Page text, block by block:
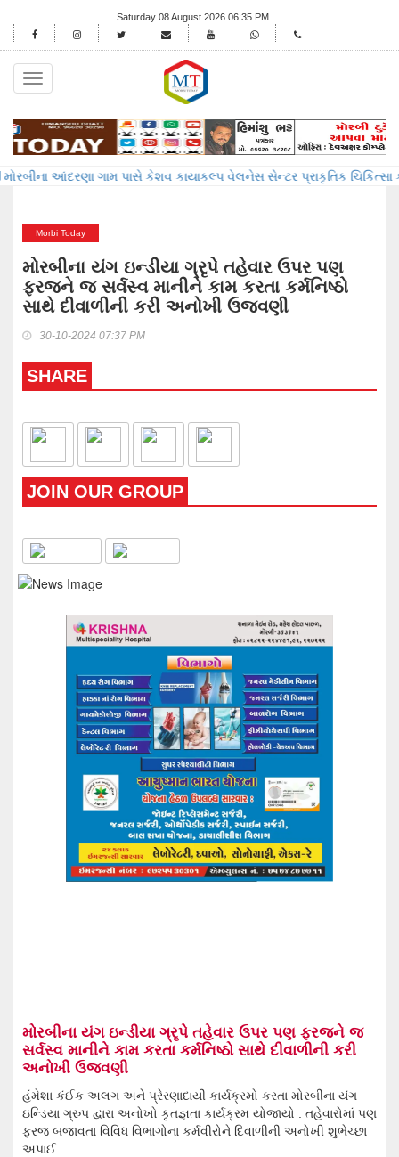
Saturday 08 August 2026 06:35 PM
Toggle
navigation
આંદરણા ગામ પાસે કેશવ કાયાકલ્પ વેલનેસ સેન્ટર પ્રાકૃતિક ચિકિત્સા કેન્દ્ર
Morbi Today
મોરબીના યંગ ઇન્ડીયા ગ્રૃપે તહેવાર ઉપર પણ
ફરજને જ સર્વસ્વ માનીને કામ કરતા કર્મનિષ્ઠો
સાથે દીવાળીની કરી અનોખી ઉજવણી
30-10-2024 07:37 PM
SHARE
JOIN OUR GROUP
મોરબીના યંગ ઇન્ડીયા ગ્રૃપે તહેવાર ઉપર પણ ફરજને જ
સર્વસ્વ માનીને કામ કરતા કર્મનિષ્ઠો સાથે દીવાળીની કરી
અનોખી ઉજવણી
હંમેશા કંઈક અલગ અને પ્રેરણાદાયી કાર્યક્રમો કરતા મોરબીના યંગ
ઇન્ડિયા ગ્રુપ દ્વારા અનોખો કૃતજ્ઞતા કાર્યક્રમ યોજાયો : તહેવારોમાં પણ
ફરજ બજાવતા વિવિધ વિભાગોના કર્મવીરોને દિવાળીની અનોખી શુભેચ્છા
અપાઈ